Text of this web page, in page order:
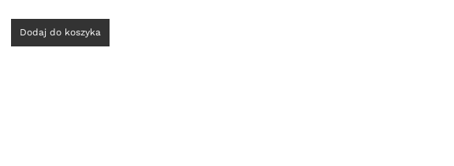
Dodaj do koszyka